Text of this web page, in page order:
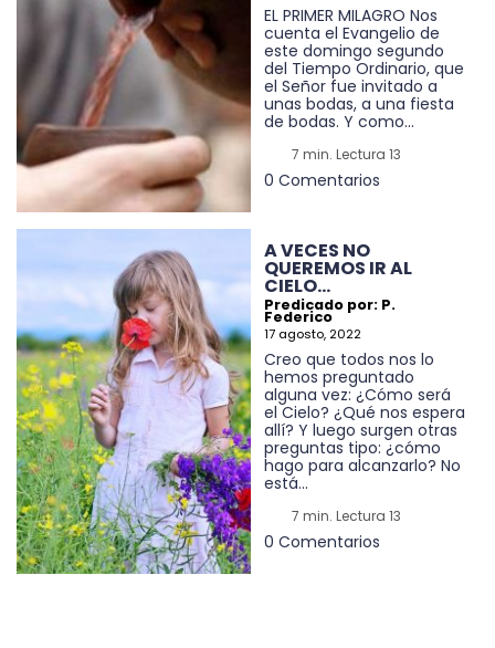
EL PRIMER MILAGRO Nos
cuenta el Evangelio de
este domingo segundo
del Tiempo Ordinario, que
el Señor fue invitado a
unas bodas, a una fiesta
de bodas. Y como...
7 min. Lectura 13
0 Comentarios
A VECES NO
QUEREMOS IR AL
CIELO…
Predicado por: P.
Federico
17 agosto, 2022
Creo que todos nos lo
hemos preguntado
alguna vez: ¿Cómo será
el Cielo? ¿Qué nos espera
allí? Y luego surgen otras
preguntas tipo: ¿cómo
hago para alcanzarlo? No
está...
7 min. Lectura 13
0 Comentarios